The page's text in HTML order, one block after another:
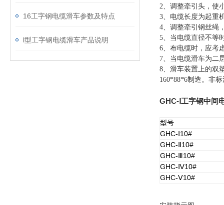
16工字钢电缆滑车参数及特点
l型工字钢电缆滑车产品说明
2、调整牵引头，使
3、电缆长度为起重
4、调整牵引钢丝绳
5、当电缆直径不等
6、布电缆时，应考
7、当电缆滑车为二
8、滑车装置上的双
160*88*6制造。非
GHC-Ⅰ工字钢中间
型号
GHC- 10#
GHC- 10#
GHC-
10#
GHC- Ⅳ10#
GHC-Ⅴ10#